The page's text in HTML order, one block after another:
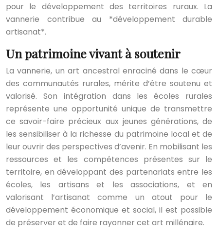
pour le développement des territoires ruraux. La
vannerie contribue au *développement durable
artisanat*.
Un patrimoine vivant à soutenir
La vannerie, un art ancestral enraciné dans le cœur
des communautés rurales, mérite d’être soutenu et
valorisé. Son intégration dans les écoles rurales
représente une opportunité unique de transmettre
ce savoir-faire précieux aux jeunes générations, de
les sensibiliser à la richesse du patrimoine local et de
leur ouvrir des perspectives d’avenir. En mobilisant les
ressources et les compétences présentes sur le
territoire, en développant des partenariats entre les
écoles, les artisans et les associations, et en
valorisant l’artisanat comme un atout pour le
développement économique et social, il est possible
de préserver et de faire rayonner cet art millénaire.